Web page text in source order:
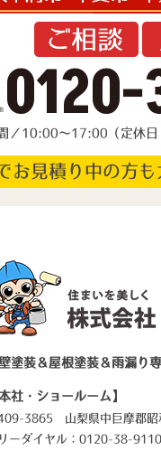
／10:00～17:00（定休日
お見積り中の方
塗装＆屋根塗装＆雨漏り
本社・ショールーム】
3865 山梨県中巨摩郡昭
ーダイヤル：0120-38-9110